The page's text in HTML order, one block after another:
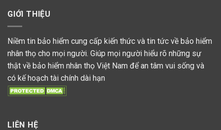
GIỚI THIỆU
Niềm tin bảo hiểm cung cấp kiến thức và tin tức về bảo hiểm
nhân thọ cho mọi người. Giúp mọi người hiểu rõ những sự
thật về bảo hiểm nhân thọ Việt Nam để an tâm vui sống và
có kế hoạch tài chính dài hạn
LIÊN HỆ